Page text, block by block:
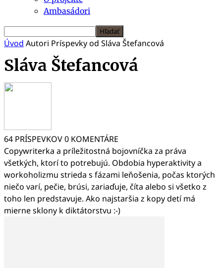
Ambasádori
Úvod Autori Príspevky od Sláva Štefancová
Sláva Štefancová
64 PRÍSPEVKOV0 KOMENTÁRE
Copywriterka a príležitostná bojovníčka za práva
všetkých, ktorí to potrebujú. Obdobia hyperaktivity a
workoholizmu strieda s fázami leňošenia, počas ktorých
niečo varí, pečie, brúsi, zariaďuje, číta alebo si všetko z
toho len predstavuje. Ako najstaršia z kopy detí má
mierne sklony k diktátorstvu :-)